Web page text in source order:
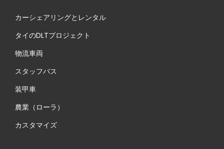
カーシェアリングとレンタル
タイのDLTプロジェクト
物流車両
スタッフバス
装甲車
農業（ローラ）
カスタマイズ